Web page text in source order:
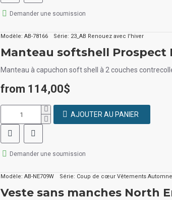
Demander une soumission
Modèle: AB-78166 Série: 23_AB Renouez avec l'hiver
Manteau softshell Prospect
Manteau à capuchon soft shell à 2 couches
from 114,00$
AJOUTER AU PANIER
Demander une soumission
Modèle: AB-NE709W Série: Coup de cœur Vêtements
Veste sans manches North